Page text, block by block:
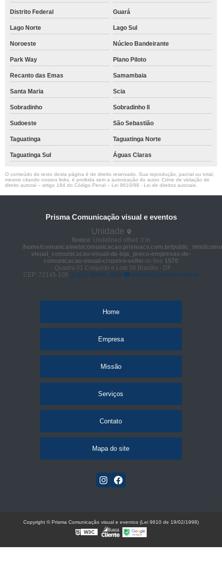
Distrito Federal Guará
Lago Norte Lago Sul
Noroeste Núcleo Bandeirante
Park Way Plano Piloto
Recanto das Emas Samambaia
Santa Maria Scia
Sobradinho Sobradinho ll
Sudoeste São Sebastião
Taguatinga Taguatinga Norte
Taguatinga Sul Águas Claras
O conteúdo do texto desta página é de direito reservado. Sua reprodução, parcial ou total,
mesmo citando nossos links, é proibida sem a autorização do autor. Crime de violação de
direito autoral – artigo 184 do Código Penal – Lei 9610/98 - Lei de direitos autorais
Prisma Comunicação visual e eventos
Unidade
Notice: Undefined offset: 3 in
/home/comunica/web/comunicacao.prismacv.com.br/public_html/
visual_comunicacao-visual-de-loja_preco-empresas-de-
comunicacao-visual-cruzeiro-velho on line 1570
- Quadra 01 Conjunto e Lote 06 Brasília - DF
CEP: 72145-105
(61) 98664-2818 prisma@prismacv.com.br
Home
Empresa
Missão
Serviços
Contato
Mapa do site
Copyright © Prisma Comunicação visual e eventos (Lei 9610 de 19/02/1998)
W3C